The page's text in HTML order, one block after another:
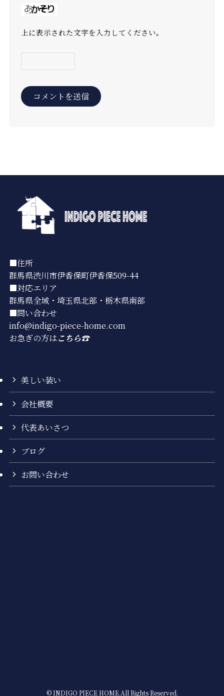
上に表示された文字を入力してください。
■住所
群馬県渋川市伊香保町伊香保509-44
■対応エリア
群馬県全域・埼玉県北部・栃木県南部
■問い合わせ
info@indigo-piece-home.com
お急ぎの方はこちら☎︎
美しい装い
会社概要
代表あいさつ
ブログ
お問い合わせ
©INDIGO PIECE HOME.All Rights Reserved.